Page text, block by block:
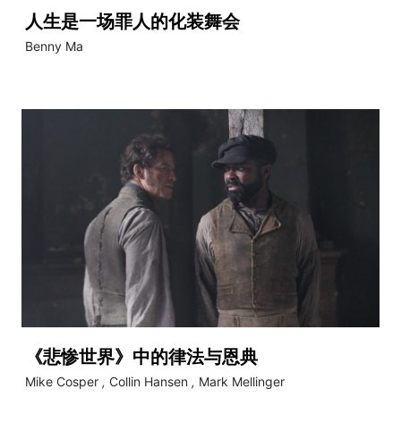
人生是一场罪人的化装舞会
Benny Ma
《悲惨世界》中的律法与恩典
Mike Cosper , Collin Hansen , Mark Mellinger